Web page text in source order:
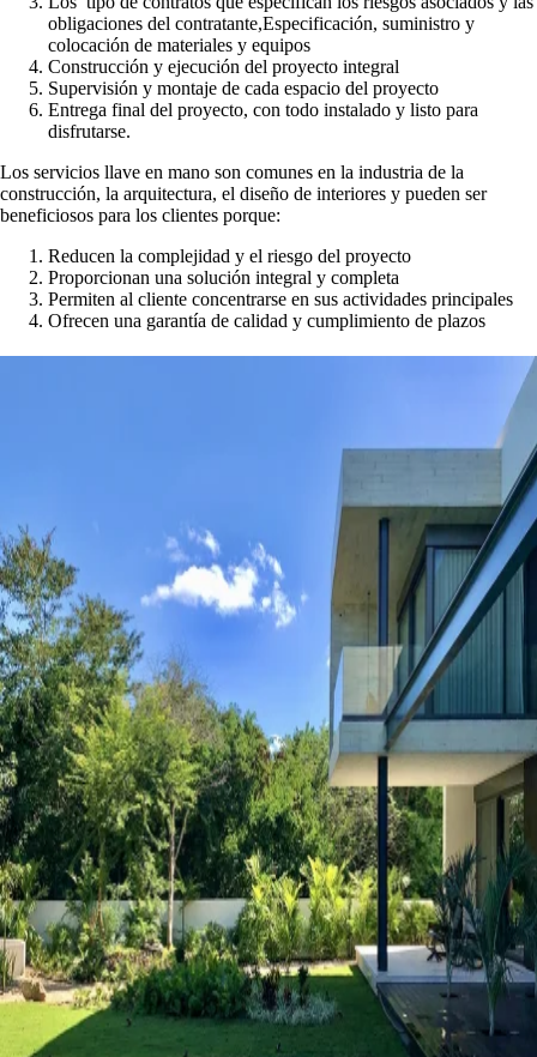
obligaciones del contratante,Especificación, suministro y
colocación de materiales y equipos
Construcción y ejecución del proyecto integral
Supervisión y montaje de cada espacio del proyecto
Entrega final del proyecto, con todo instalado y listo para
disfrutarse.
Los servicios llave en mano son comunes en la industria de la
construcción, la arquitectura, el diseño de interiores y pueden ser
beneficiosos para los clientes porque:
Reducen la complejidad y el riesgo del proyecto
Proporcionan una solución integral y completa
Permiten al cliente concentrarse en sus actividades principales
Ofrecen una garantía de calidad y cumplimiento de plazos